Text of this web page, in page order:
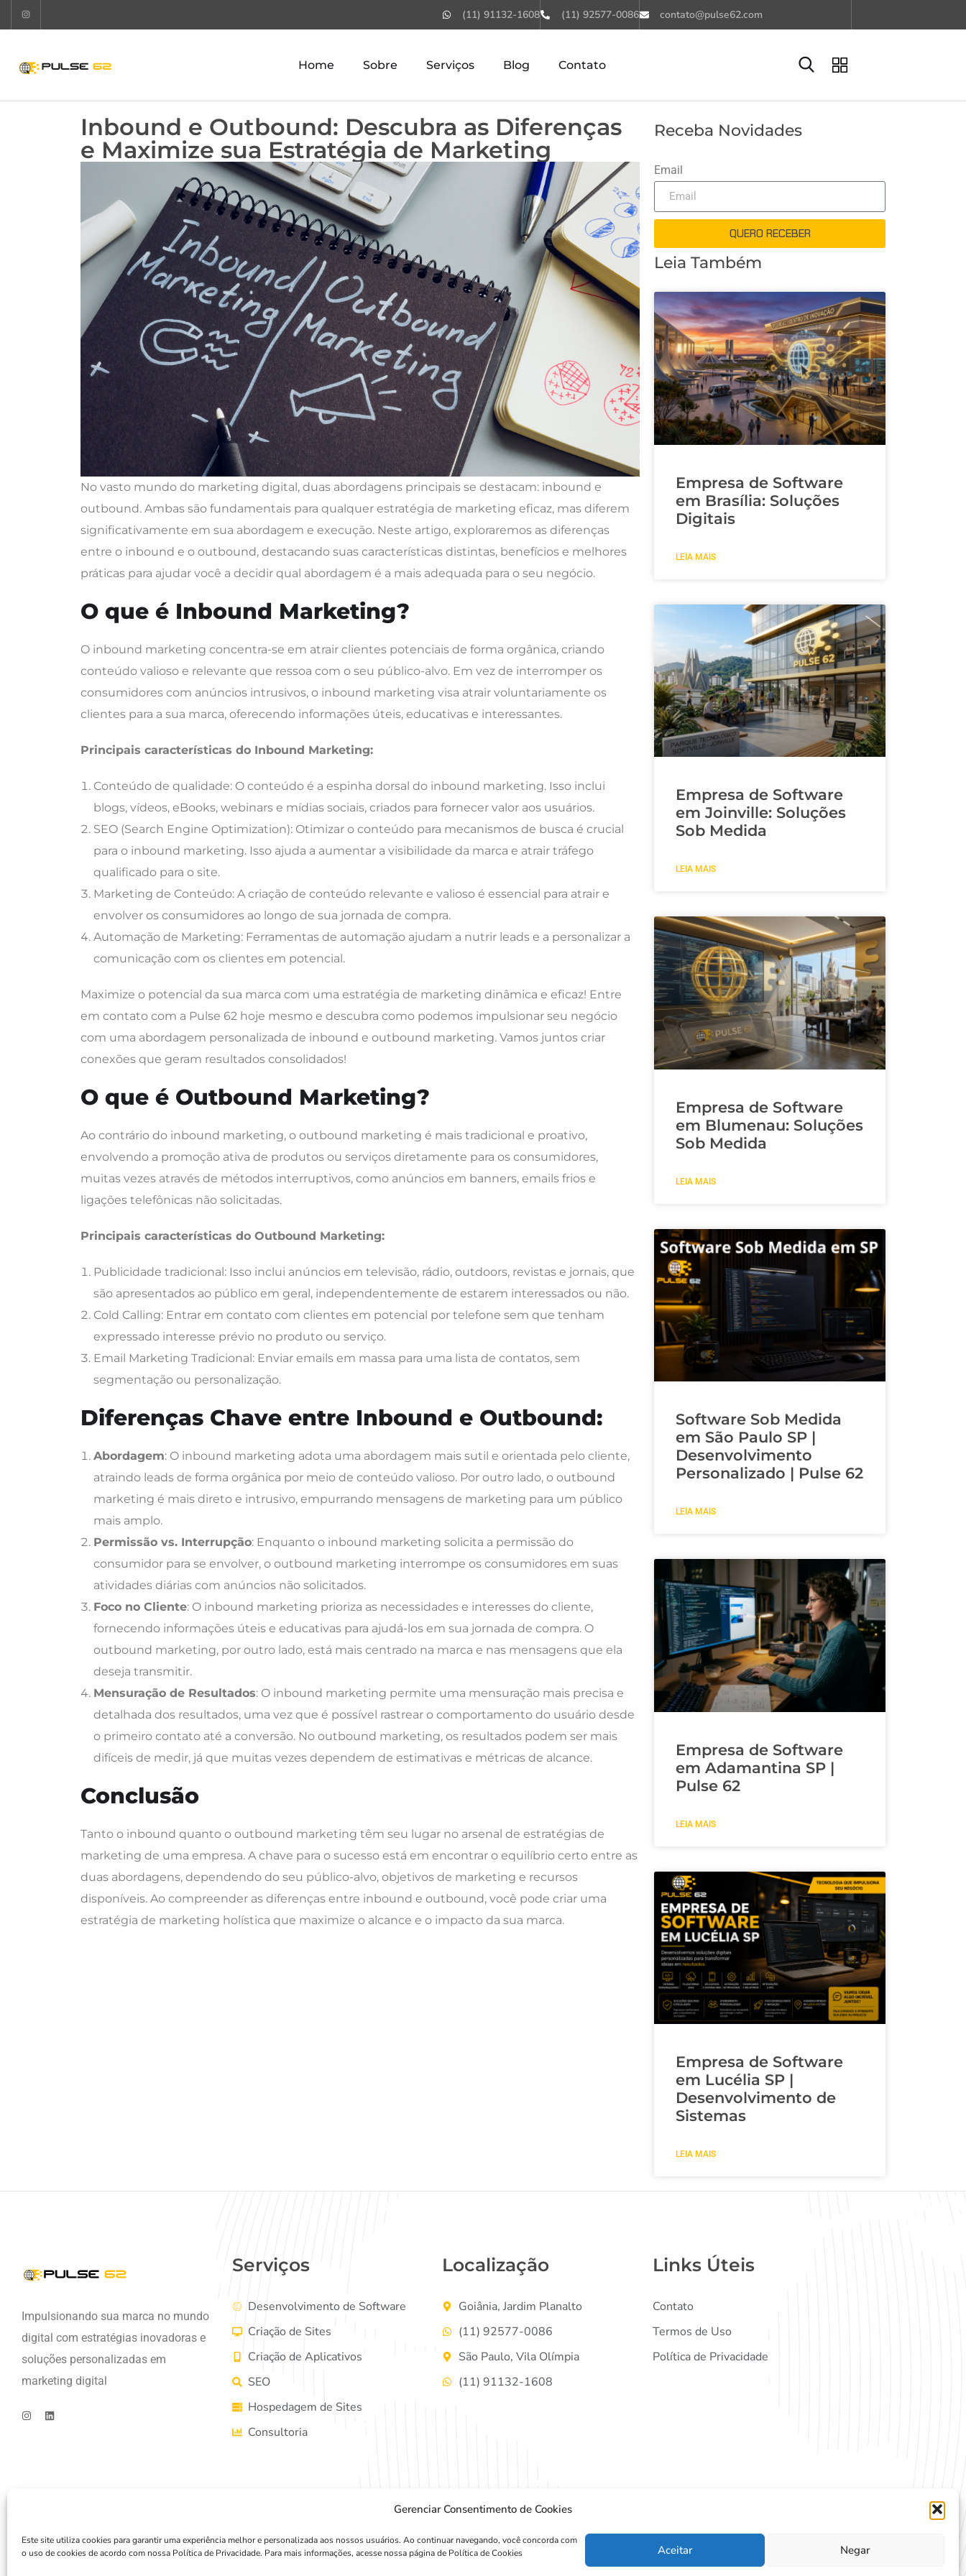
Gerenciar Consentimento de Cookies
Este site utiliza cookies para garantir uma experiência melhor e personalizada aos nossos usuários. Ao continuar navegando, você concorda com
o uso de cookies de acordo com nossa Política de Privacidade. Para mais informações, acesse nossa página de Política de Cookies
Aceitar Negar
(11) 91132-1608 (11) 92577-0086 contato@pulse62.com
Home Sobre Serviços Blog Contato
Inbound e Outbound: Descubra as Diferenças
e Maximize sua Estratégia de Marketing
No vasto mundo do marketing digital, duas abordagens principais se destacam: inbound e
outbound. Ambas são fundamentais para qualquer estratégia de marketing eficaz, mas diferem
significativamente em sua abordagem e execução. Neste artigo, exploraremos as diferenças
entre o inbound e o outbound, destacando suas características distintas, benefícios e melhores
práticas para ajudar você a decidir qual abordagem é a mais adequada para o seu negócio.
O que é Inbound Marketing?
O inbound marketing concentra-se em atrair clientes potenciais de forma orgânica, criando
conteúdo valioso e relevante que ressoa com o seu público-alvo. Em vez de interromper os
consumidores com anúncios intrusivos, o inbound marketing visa atrair voluntariamente os
clientes para a sua marca, oferecendo informações úteis, educativas e interessantes.
Principais características do Inbound Marketing:
Conteúdo de qualidade: O conteúdo é a espinha dorsal do inbound marketing. Isso inclui
blogs, vídeos, eBooks, webinars e mídias sociais, criados para fornecer valor aos usuários.
SEO (Search Engine Optimization): Otimizar o conteúdo para mecanismos de busca é crucial
para o inbound marketing. Isso ajuda a aumentar a visibilidade da marca e atrair tráfego
qualificado para o site.
Marketing de Conteúdo: A criação de conteúdo relevante e valioso é essencial para atrair e
envolver os consumidores ao longo de sua jornada de compra.
Automação de Marketing: Ferramentas de automação ajudam a nutrir leads e a personalizar a
comunicação com os clientes em potencial.
Maximize o potencial da sua marca com uma estratégia de marketing dinâmica e eficaz! Entre
em contato com a Pulse 62 hoje mesmo e descubra como podemos impulsionar seu negócio
com uma abordagem personalizada de inbound e outbound marketing. Vamos juntos criar
conexões que geram resultados consolidados!
O que é Outbound Marketing?
Ao contrário do inbound marketing, o outbound marketing é mais tradicional e proativo,
envolvendo a promoção ativa de produtos ou serviços diretamente para os consumidores,
muitas vezes através de métodos interruptivos, como anúncios em banners, emails frios e
ligações telefônicas não solicitadas.
Principais características do Outbound Marketing:
Publicidade tradicional: Isso inclui anúncios em televisão, rádio, outdoors, revistas e jornais, que
são apresentados ao público em geral, independentemente de estarem interessados ​​ou não.
Cold Calling: Entrar em contato com clientes em potencial por telefone sem que tenham
expressado interesse prévio no produto ou serviço.
Email Marketing Tradicional: Enviar emails em massa para uma lista de contatos, sem
segmentação ou personalização.
Diferenças Chave entre Inbound e Outbound:
Abordagem: O inbound marketing adota uma abordagem mais sutil e orientada pelo cliente,
atraindo leads de forma orgânica por meio de conteúdo valioso. Por outro lado, o outbound
marketing é mais direto e intrusivo, empurrando mensagens de marketing para um público
mais amplo.
Permissão vs. Interrupção: Enquanto o inbound marketing solicita a permissão do
consumidor para se envolver, o outbound marketing interrompe os consumidores em suas
atividades diárias com anúncios não solicitados.
Foco no Cliente: O inbound marketing prioriza as necessidades e interesses do cliente,
fornecendo informações úteis e educativas para ajudá-los em sua jornada de compra. O
outbound marketing, por outro lado, está mais centrado na marca e nas mensagens que ela
deseja transmitir.
Mensuração de Resultados: O inbound marketing permite uma mensuração mais precisa e
detalhada dos resultados, uma vez que é possível rastrear o comportamento do usuário desde
o primeiro contato até a conversão. No outbound marketing, os resultados podem ser mais
difíceis de medir, já que muitas vezes dependem de estimativas e métricas de alcance.
Conclusão
Tanto o inbound quanto o outbound marketing têm seu lugar no arsenal de estratégias de
marketing de uma empresa. A chave para o sucesso está em encontrar o equilíbrio certo entre as
duas abordagens, dependendo do seu público-alvo, objetivos de marketing e recursos
disponíveis. Ao compreender as diferenças entre inbound e outbound, você pode criar uma
estratégia de marketing holística que maximize o alcance e o impacto da sua marca.
Receba Novidades
Email
QUERO RECEBER
Leia Também
Empresa de Software
em Brasília: Soluções
Digitais
LEIA MAIS
Empresa de Software
em Joinville: Soluções
Sob Medida
LEIA MAIS
Empresa de Software
em Blumenau: Soluções
Sob Medida
LEIA MAIS
Software Sob Medida
em São Paulo SP |
Desenvolvimento
Personalizado | Pulse 62
LEIA MAIS
Empresa de Software
em Adamantina SP |
Pulse 62
LEIA MAIS
Empresa de Software
em Lucélia SP |
Desenvolvimento de
Sistemas
LEIA MAIS
Impulsionando sua marca no mundo
digital com estratégias inovadoras e
soluções personalizadas em
marketing digital
Serviços
Desenvolvimento de Software
Criação de Sites
Criação de Aplicativos
SEO
Hospedagem de Sites
Consultoria
Localização
Goiânia, Jardim Planalto
(11) 92577-0086
São Paulo, Vila Olímpia
(11) 91132-1608
Links Úteis
Contato
Termos de Uso
Política de Privacidade
Copyright © 2024Agência Pulse 62Todos os Direitos Reservados